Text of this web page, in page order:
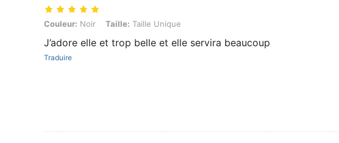
Couleur: Noir, Taille: Taille Unique
Couleur: Noir Taille: Taille Unique
J’adore elle et trop belle et elle servira beaucoup
Traduire